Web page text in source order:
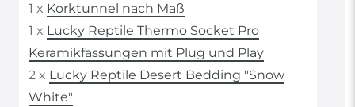
1 x Korktunnel nach Maß
1 x Lucky Reptile Thermo Socket Pro
Keramikfassungen mit Plug und Play
2 x Lucky Reptile Desert Bedding "Snow
White"